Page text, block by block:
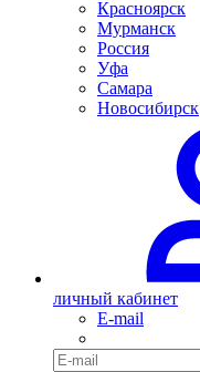
Красноярск
Мурманск
Россия
Уфа
Самара
Новосибирск
личный кабинет
E-mail